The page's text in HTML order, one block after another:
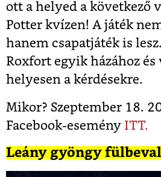
ott a helyed a következő
Potter kvízen! A játék
hanem csapatjáték is
Roxfort egyik házához és
helyesen a kérdésekre.
Mikor? Szeptember 18.
Facebook-esemény ITT.
Leány gyöngy